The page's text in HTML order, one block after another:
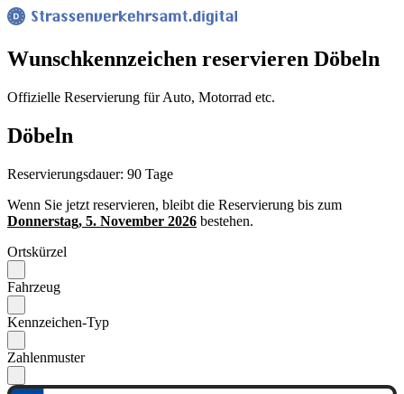
Wunsch­kennzeichen reservieren Döbeln
Offizielle Reservierung für Auto, Motorrad etc.
Döbeln
Reservierungsdauer: 90 Tage
Wenn Sie jetzt reservieren, bleibt die Reservierung bis zum
Donnerstag, 5. November 2026 bestehen.
Ortskürzel
Fahrzeug
Kennzeichen-Typ
Zahlenmuster